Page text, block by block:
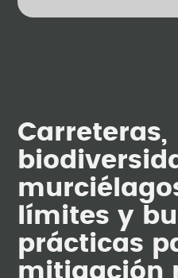
Carreteras,
límites y
prácticas
mitigación